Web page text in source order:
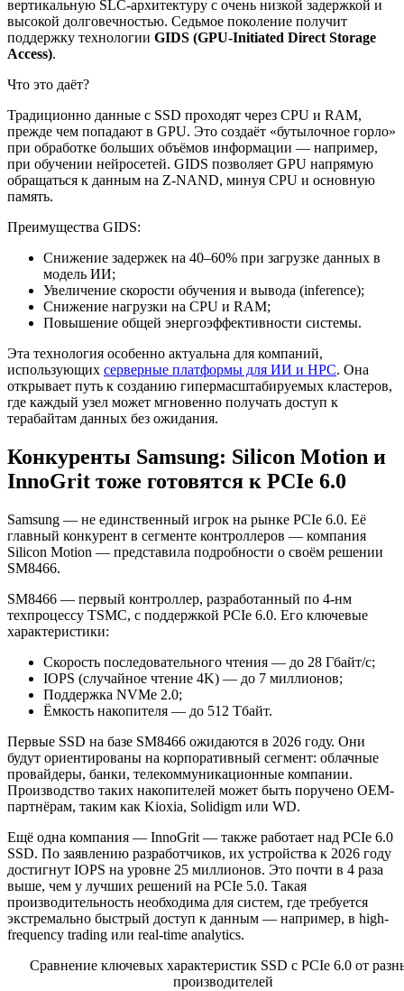
вертикальную SLC-архитектуру с очень низкой задержкой и
высокой долговечностью. Седьмое поколение получит
поддержку технологии GIDS (GPU-Initiated Direct Storage
Access).
Что это даёт?
Традиционно данные с SSD проходят через CPU и RAM,
прежде чем попадают в GPU. Это создаёт «бутылочное горло»
при обработке больших объёмов информации — например,
при обучении нейросетей. GIDS позволяет GPU напрямую
обращаться к данным на Z-NAND, минуя CPU и основную
память.
Преимущества GIDS:
Снижение задержек на 40–60% при загрузке данных в
модель ИИ;
Увеличение скорости обучения и вывода (inference);
Снижение нагрузки на CPU и RAM;
Повышение общей энергоэффективности системы.
Эта технология особенно актуальна для компаний,
использующих серверные платформы для ИИ и HPC. Она
открывает путь к созданию гипермасштабируемых кластеров,
где каждый узел может мгновенно получать доступ к
терабайтам данных без ожидания.
Конкуренты Samsung: Silicon Motion и
InnoGrit тоже готовятся к PCIe 6.0
Samsung — не единственный игрок на рынке PCIe 6.0. Её
главный конкурент в сегменте контроллеров — компания
Silicon Motion — представила подробности о своём решении
SM8466.
SM8466 — первый контроллер, разработанный по 4-нм
техпроцессу TSMC, с поддержкой PCIe 6.0. Его ключевые
характеристики:
Скорость последовательного чтения — до 28 Гбайт/с;
IOPS (случайное чтение 4K) — до 7 миллионов;
Поддержка NVMe 2.0;
Ёмкость накопителя — до 512 Тбайт.
Первые SSD на базе SM8466 ожидаются в 2026 году. Они
будут ориентированы на корпоративный сегмент: облачные
провайдеры, банки, телекоммуникационные компании.
Производство таких накопителей может быть поручено OEM-
партнёрам, таким как Kioxia, Solidigm или WD.
Ещё одна компания — InnoGrit — также работает над PCIe 6.0
SSD. По заявлению разработчиков, их устройства к 2026 году
достигнут IOPS на уровне 25 миллионов. Это почти в 4 раза
выше, чем у лучших решений на PCIe 5.0. Такая
производительность необходима для систем, где требуется
экстремально быстрый доступ к данным — например, в high-
frequency trading или real-time analytics.
Сравнение ключевых характеристик SSD с PCIe 6.0 от
производителей